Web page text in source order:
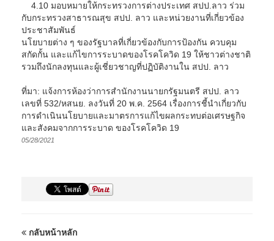
4.10 มอบหมายให้กระทรวงการต่างประเทศ สปป.ลาว ร่วม
กับกระทรวงสาธารณสุข สปป. ลาว และหน่วยงานที่เกี่ยวข้อง
ประชาสัมพันธ์
นโยบายต่าง ๆ ของรัฐบาลที่เกี่ยวข้องกับการป้องกัน ควบคุม
สกัดกั้น และแก้ไขการระบาดของโรคโควิด 19 ให้ชาวต่างชาติ
รวมถึงนักลงทุนและผู้เชี่ยวชาญที่ปฏิบัติงานใน สปป. ลาว
ที่มา: แจ้งการห้องว่าการสำนักงานนายกรัฐมนตรี สปป. ลาว
เลขที่ 532/หสนย. ลงวันที่ 20 พ.ค. 2564 เรื่องการชี้นำเกี่ยวกับ
การดำเนินนโยบายและมาตรการแก้ไขผลกระทบต่อเศรษฐกิจ
และสังคมจากการระบาด ของโรคโควิด 19
05/28/2021
กลับหน้าหลัก